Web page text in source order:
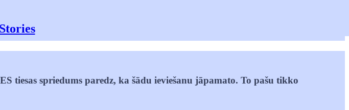
tiesas spriedums paredz, ka šādu ieviešanu jāpamato. To pašu tikko